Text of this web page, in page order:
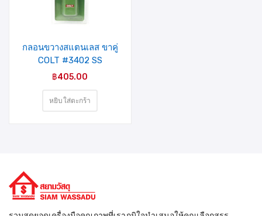
รายการ
สินค้าที่
ชอบ
กลอนขวางสแตนเลส ขาคู่
COLT #3402 SS
4″X1.5mm.
฿405.00
หยิบใส่ตะกร้า